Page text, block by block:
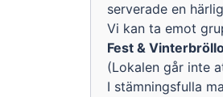
serverade en
Vi kan ta emot
Fest &
(Lokalen går inte
I stämningsfulla